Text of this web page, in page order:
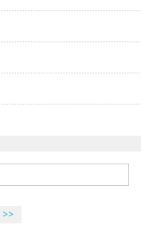
>>